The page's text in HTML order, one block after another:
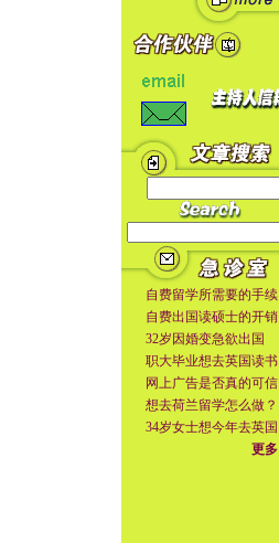
自费留学所需要的手续
自费出国读硕士的开销
32岁因婚变急欲出国
职大毕业想去英国读书
网上广告是否真的可信
想去荷兰留学怎么做？
34岁女士想今年去英国
更多